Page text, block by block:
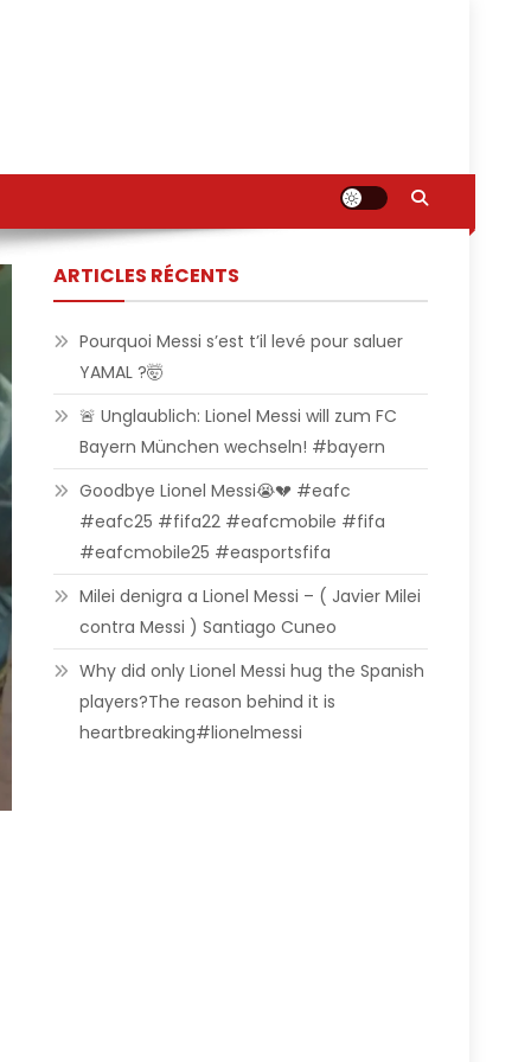
ARTICLES RÉCENTS
Pourquoi Messi s’est t’il levé pour saluer
YAMAL ?🤯
🚨 Unglaublich: Lionel Messi will zum FC
Bayern München wechseln! #bayern
Goodbye Lionel Messi😭💔 #eafc
#eafc25 #fifa22 #eafcmobile #fifa
#eafcmobile25 #easportsfifa
Milei denigra a Lionel Messi – ( Javier Milei
contra Messi ) Santiago Cuneo
Why did only Lionel Messi hug the Spanish
players?The reason behind it is
heartbreaking#lionelmessi